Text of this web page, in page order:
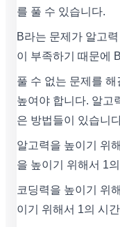
를 풀 수 있습니다.
B라는 문제가 알고
이 부족하기 때문에
풀 수 없는 문제를
높여야 합니다. 알고
은 방법들이 있습니
알고력을 높이기 위
을 높이기 위해서 1
코딩력을 높이기 위
이기 위해서 1의 시